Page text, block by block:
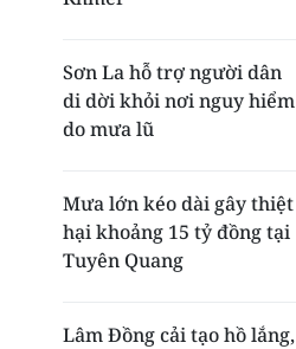
Sơn La hỗ trợ người dân
di dời khỏi nơi nguy hiểm
do mưa lũ
Mưa lớn kéo dài gây thiệt
hại khoảng 15 tỷ đồng tại
Tuyên Quang
Lâm Đồng cải tạo hồ lắng,